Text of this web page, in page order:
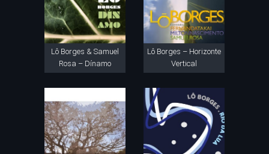
Lô Borges & Samuel
Rosa – Dínamo
Lô Borges – Horizonte
Vertical